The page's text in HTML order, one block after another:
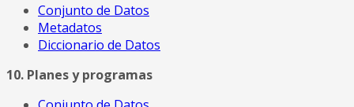
Conjunto de Datos
Metadatos
Diccionario de Datos
10. Planes y programas